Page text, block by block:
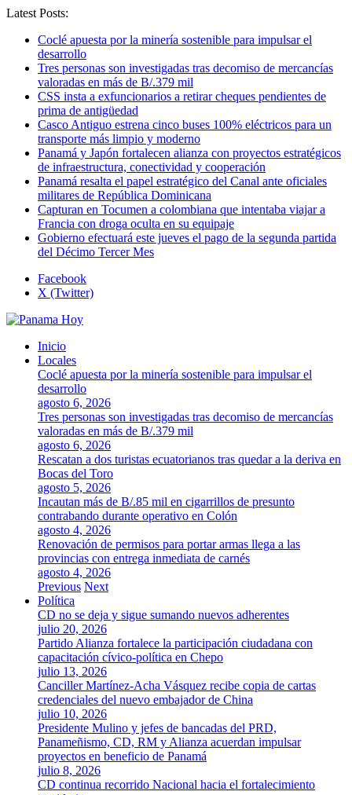
Latest Posts:
Coclé apuesta por la minería sostenible para impulsar el
desarrollo
Tres personas son investigadas tras decomiso de mercancías
valoradas en más de B/.379 mil
CSS insta a exfuncionarios a retirar cheques pendientes de
prima de antigüedad
Casco Antiguo estrena cinco buses 100% eléctricos para un
transporte más limpio y moderno
Panamá y Japón fortalecen alianza con proyectos estratégicos
de infraestructura, conectividad y cooperación
Panamá resalta el papel estratégico del Canal ante oficiales
militares de República Dominicana
Capturan en Tocumen a colombiana que intentaba viajar a
Francia con droga oculta en su equipaje
Gobierno efectuará este jueves el pago de la segunda partida
del Décimo Tercer Mes
Facebook
X (Twitter)
Inicio
Locales
Coclé apuesta por la minería sostenible para impulsar el
desarrollo
agosto 6, 2026
Tres personas son investigadas tras decomiso de mercancías
valoradas en más de B/.379 mil
agosto 6, 2026
Rescatan a dos turistas ecuatorianos tras quedar a la deriva en
Bocas del Toro
agosto 5, 2026
Incautan más de B/.85 mil en cigarrillos de presunto
contrabando durante operativo en Colón
agosto 4, 2026
Renovación de permisos para portar armas llega a las
provincias con entrega inmediata de carnés
agosto 4, 2026
Previous Next
Política
CD no se deja y sigue sumando nuevos adherentes
julio 20, 2026
Partido Alianza fortalece la participación ciudadana con
capacitación cívico-política en Chepo
julio 13, 2026
Canciller Martínez-Acha Vásquez recibe copia de cartas
credenciales del nuevo embajador de China
julio 10, 2026
Presidente Mulino y jefes de bancadas del PRD,
Panameñismo, CD, RM y Alianza acuerdan impulsar
proyectos en beneficio de Panamá
julio 8, 2026
CD continua recorrido Nacional hacia el fortalecimiento